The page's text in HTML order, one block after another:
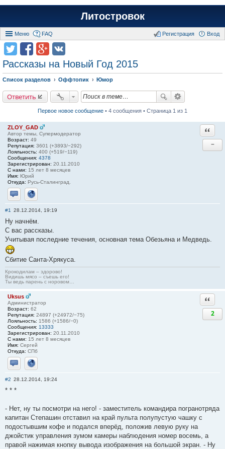
Литостровок
Меню FAQ Вход
Регистрация
Рассказы на Новый Год 2015
Список разделов Оффтопик Юмор
Ответить
Первое новое сообщение • 4 сообщения • Страница 1 из 1
ZLOY_GAD
Автор темы, Супермодератор
Возраст: 49
Репутация: 3601 (+3893/−292)
Лояльность: 400 (+519/−119)
Сообщения: 4378
Зарегистрирован: 20.11.2010
С нами: 15 лет 8 месяцев
Имя: Юрий
Откуда: Русь-Сталинград.
Отправить личное сообщение
Сайт
−
#1 28.12.2014, 19:19
Ну начнём.
С вас рассказы.
Учитывая последние течения, основная тема Обезьяна и Медведь.
Сбитие Санта-Хрякуса.
Крокодилам – здорово!
Видишь мясо – съешь его!
Ты ведь парень с норовом…
Uksus
Администратор
Возраст: 62
Репутация: 24897 (+24972/−75)
Лояльность: 1586 (+1586/−0)
Сообщения: 13333
Зарегистрирован: 20.11.2010
С нами: 15 лет 8 месяцев
Имя: Сергей
Откуда: СПб
Отправить личное сообщение
Сайт
2
#2 28.12.2014, 19:24
* * *
- Нет, ну ты посмотри на него! - заместитель командира погранотряда
капитан Степашин отставил на край пульта полупустую чашку с
подостывшим кофе и подался вперёд, положив левую руку на
джойстик управления зумом камеры наблюдения номер восемь, а
правой нажимая кнопку вывода изображения на большой экран. - Ну